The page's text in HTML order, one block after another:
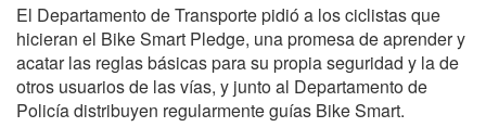
El Departamento de Transporte pidió a los ciclistas que
hicieran el Bike Smart Pledge, una promesa de aprender y
acatar las reglas básicas para su propia seguridad y la de
otros usuarios de las vías, y junto al Departamento de
Policía distribuyen regularmente guías Bike Smart.